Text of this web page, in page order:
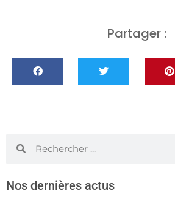
Partager :
Nos dernières actus